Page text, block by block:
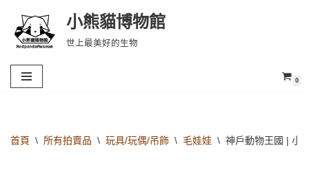
Skip
content
小熊貓博物館
世上最美好的生物
0
首頁 \ 所有拍賣品 \ 玩具/玩偶/吊飾 \ 毛娃娃 \ 神戶動物王國 | 小